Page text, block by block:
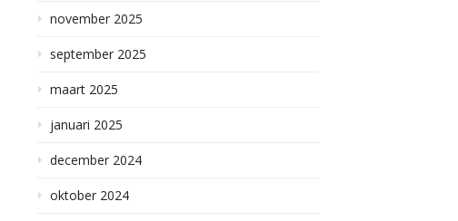
november 2025
september 2025
maart 2025
januari 2025
december 2024
oktober 2024